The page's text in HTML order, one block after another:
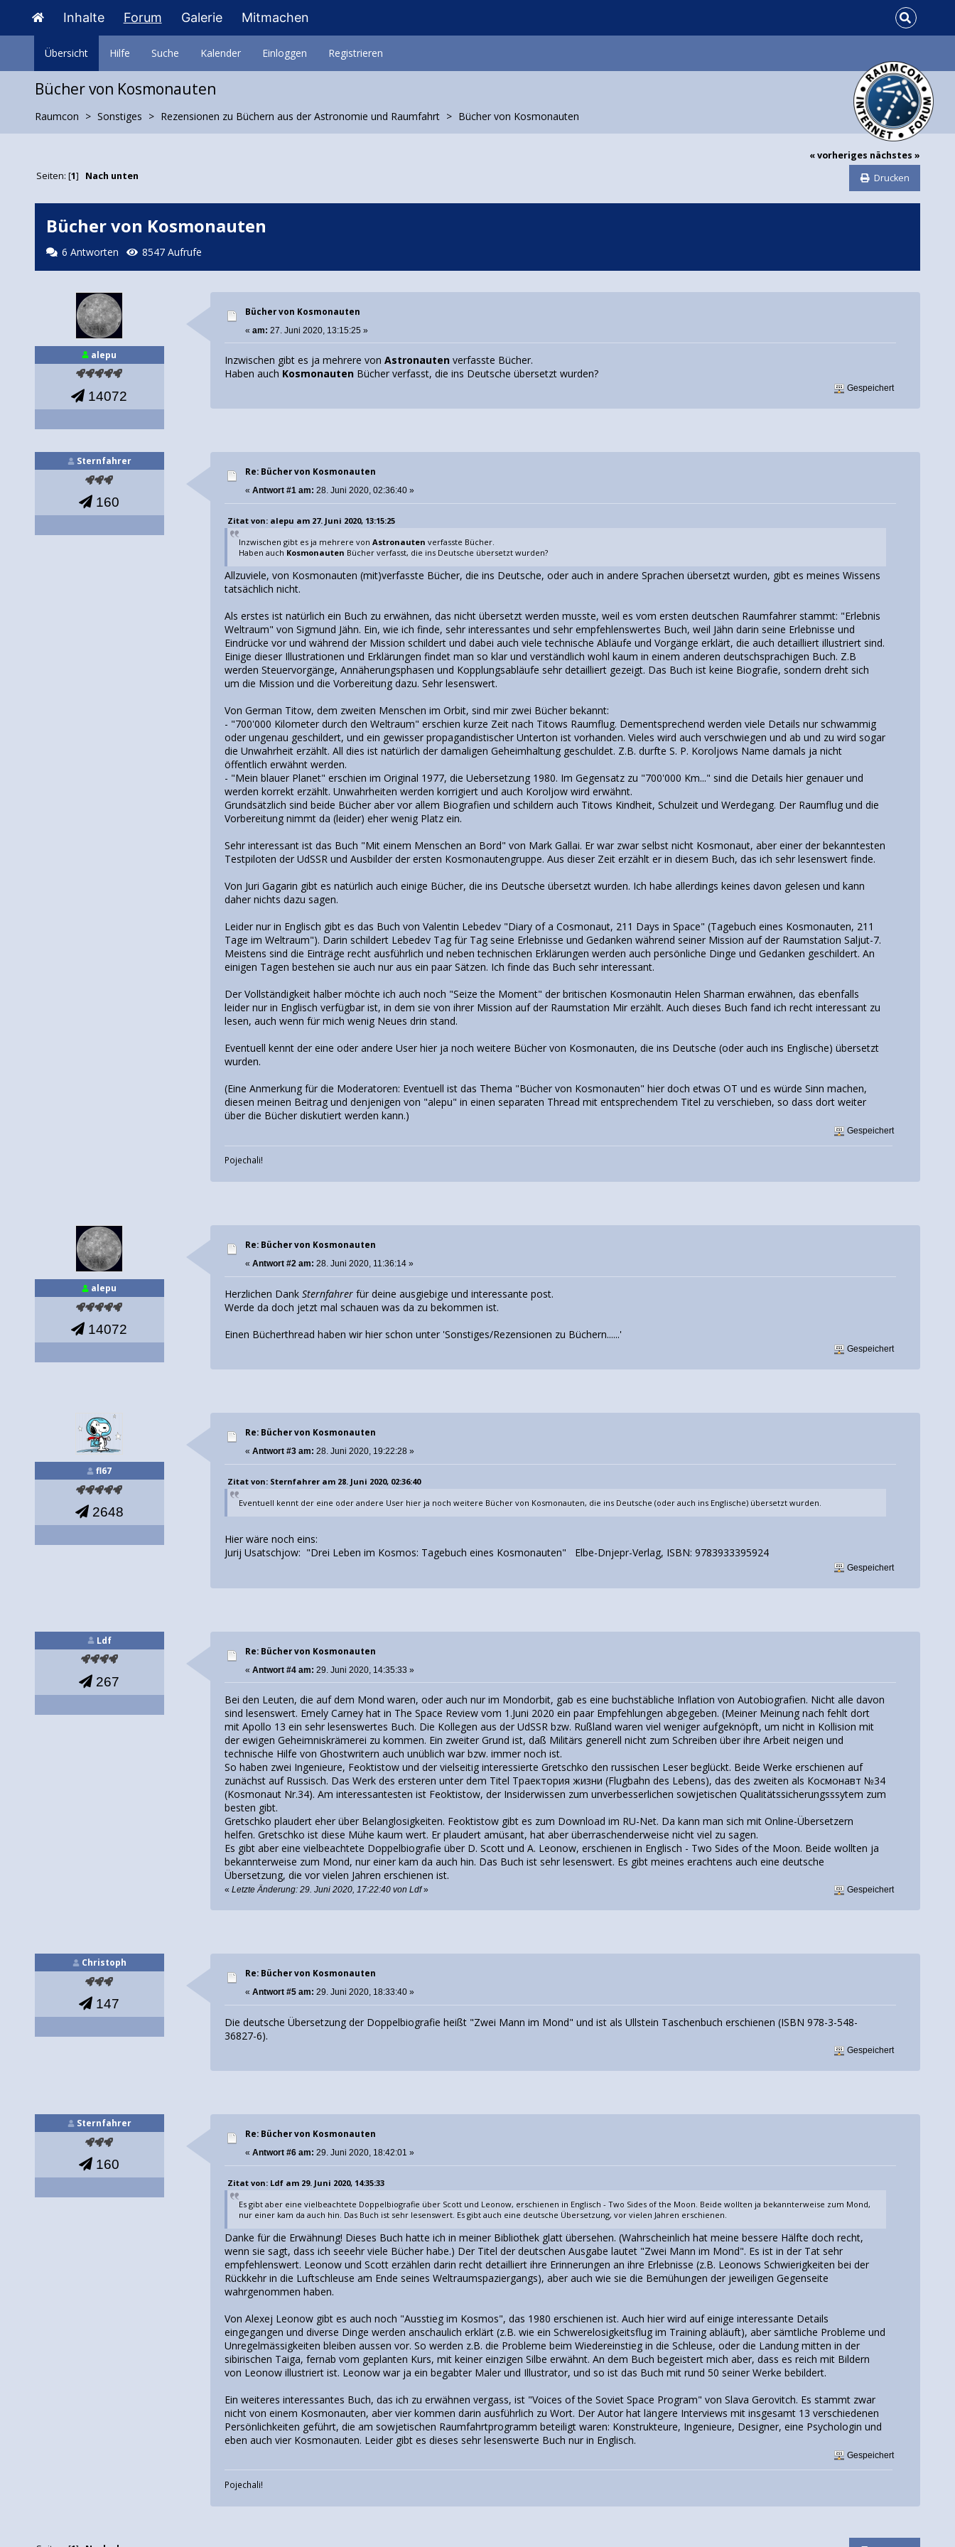
Inhalte Forum Galerie Mitmachen
Übersicht Hilfe Suche Kalender Einloggen Registrieren
Bücher von Kosmonauten
Raumcon Sonstiges Rezensionen zu Büchern aus der Astronomie und Raumfahrt Bücher von Kosmonauten
« vorheriges nächstes »
Drucken
Seiten: [1] Nach unten
Bücher von Kosmonauten
6 Antworten 8547 Aufrufe
alepu
14072
Bücher von Kosmonauten
«am: 27. Juni 2020, 13:15:25 »
Inzwischen gibt es ja mehrere vonAstronauten verfasste Bücher.
Haben auch Kosmonauten Bücher verfasst, die ins Deutsche übersetzt wurden?
Gespeichert
Sternfahrer
160
Re: Bücher von Kosmonauten
«Antwort #1 am: 28. Juni 2020, 02:36:40 »
Zitat von: alepu am 27. Juni 2020, 13:15:25
Inzwischen gibt es ja mehrere von Astronauten verfasste Bücher.
Haben auch Kosmonauten Bücher verfasst, die ins Deutsche übersetzt wurden?
Allzuviele, von Kosmonauten (mit)verfasste Bücher, die ins Deutsche, oder auch in andere Sprachen übersetzt wurden, gibt es meines Wissens
tatsächlich nicht.
Als erstes ist natürlich ein Buch zu erwähnen, das nicht übersetzt werden musste, weil es vom ersten deutschen Raumfahrer stammt: "Erlebnis
Weltraum" von Sigmund Jähn. Ein, wie ich finde, sehr interessantes und sehr empfehlenswertes Buch, weil Jähn darin seine Erlebnisse und
Eindrücke vor und während der Mission schildert und dabei auch viele technische Abläufe und Vorgänge erklärt, die auch detailliert illustriert sind.
Einige dieser Illustrationen und Erklärungen findet man so klar und verständlich wohl kaum in einem anderen deutschsprachigen Buch. Z.B
werden Steuervorgänge, Annäherungsphasen und Kopplungsabläufe sehr detailliert gezeigt. Das Buch ist keine Biografie, sondern dreht sich
um die Mission und die Vorbereitung dazu. Sehr lesenswert.
Von German Titow, dem zweiten Menschen im Orbit, sind mir zwei Bücher bekannt:
- "700'000 Kilometer durch den Weltraum" erschien kurze Zeit nach Titows Raumflug. Dementsprechend werden viele Details nur schwammig
oder ungenau geschildert, und ein gewisser propagandistischer Unterton ist vorhanden. Vieles wird auch verschwiegen und ab und zu wird sogar
die Unwahrheit erzählt. All dies ist natürlich der damaligen Geheimhaltung geschuldet. Z.B. durfte S. P. Koroljows Name damals ja nicht
öffentlich erwähnt werden.
- "Mein blauer Planet" erschien im Original 1977, die Uebersetzung 1980. Im Gegensatz zu "700'000 Km..." sind die Details hier genauer und
werden korrekt erzählt. Unwahrheiten werden korrigiert und auch Koroljow wird erwähnt.
Grundsätzlich sind beide Bücher aber vor allem Biografien und schildern auch Titows Kindheit, Schulzeit und Werdegang. Der Raumflug und die
Vorbereitung nimmt da (leider) eher wenig Platz ein.
Sehr interessant ist das Buch "Mit einem Menschen an Bord" von Mark Gallai. Er war zwar selbst nicht Kosmonaut, aber einer der bekanntesten
Testpiloten der UdSSR und Ausbilder der ersten Kosmonautengruppe. Aus dieser Zeit erzählt er in diesem Buch, das ich sehr lesenswert finde.
Von Juri Gagarin gibt es natürlich auch einige Bücher, die ins Deutsche übersetzt wurden. Ich habe allerdings keines davon gelesen und kann
daher nichts dazu sagen.
Leider nur in Englisch gibt es das Buch von Valentin Lebedev "Diary of a Cosmonaut, 211 Days in Space" (Tagebuch eines Kosmonauten, 211
Tage im Weltraum"). Darin schildert Lebedev Tag für Tag seine Erlebnisse und Gedanken während seiner Mission auf der Raumstation Saljut-7.
Meistens sind die Einträge recht ausführlich und neben technischen Erklärungen werden auch persönliche Dinge und Gedanken geschildert. An
einigen Tagen bestehen sie auch nur aus ein paar Sätzen. Ich finde das Buch sehr interessant.
Der Vollständigkeit halber möchte ich auch noch "Seize the Moment" der britischen Kosmonautin Helen Sharman erwähnen, das ebenfalls
leider nur in Englisch verfügbar ist, in dem sie von ihrer Mission auf der Raumstation Mir erzählt. Auch dieses Buch fand ich recht interessant zu
lesen, auch wenn für mich wenig Neues drin stand.
Eventuell kennt der eine oder andere User hier ja noch weitere Bücher von Kosmonauten, die ins Deutsche (oder auch ins Englische) übersetzt
wurden.
(Eine Anmerkung für die Moderatoren: Eventuell ist das Thema "Bücher von Kosmonauten" hier doch etwas OT und es würde Sinn machen,
diesen meinen Beitrag und denjenigen von "alepu" in einen separaten Thread mit entsprechendem Titel zu verschieben, so dass dort weiter
über die Bücher diskutiert werden kann.)
Gespeichert
Pojechali!
alepu
14072
Re: Bücher von Kosmonauten
«Antwort #2 am: 28. Juni 2020, 11:36:14 »
Herzlichen DankSternfahrer für deine ausgiebige und interessante post.
Werde da doch jetzt mal schauen was da zu bekommen ist.
Einen Bücherthread haben wir hier schon unter 'Sonstiges/Rezensionen zu Büchern......'
Gespeichert
fl67
2648
Re: Bücher von Kosmonauten
«Antwort #3 am: 28. Juni 2020, 19:22:28 »
Zitat von: Sternfahrer am 28. Juni 2020, 02:36:40
Eventuell kennt der eine oder andere User hier ja noch weitere Bücher von Kosmonauten, die ins Deutsche (oder auch ins Englische) übersetzt wurden.
Hier wäre noch eins:
Jurij Usatschjow: "Drei Leben im Kosmos: Tagebuch eines Kosmonauten" Elbe-Dnjepr-Verlag, ISBN: 9783933395924
Gespeichert
Ldf
267
Re: Bücher von Kosmonauten
«Antwort #4 am: 29. Juni 2020, 14:35:33 »
Bei den Leuten, die auf dem Mond waren, oder auch nur im Mondorbit, gab es eine buchstäbliche Inflation von Autobiografien. Nicht alle davon
sind lesenswert. Emely Carney hat in The Space Review vom 1.Juni 2020 ein paar Empfehlungen abgegeben. (Meiner Meinung nach fehlt dort
mit Apollo 13 ein sehr lesenswertes Buch. Die Kollegen aus der UdSSR bzw. Rußland waren viel weniger aufgeknöpft, um nicht in Kollision mit
der ewigen Geheimniskrämerei zu kommen. Ein zweiter Grund ist, daß Militärs generell nicht zum Schreiben über ihre Arbeit neigen und
technische Hilfe von Ghostwritern auch unüblich war bzw. immer noch ist.
So haben zwei Ingenieure, Feoktistow und der vielseitig interessierte Gretschko den russischen Leser beglückt. Beide Werke erschienen auf
zunächst auf Russisch. Das Werk des ersteren unter dem Titel Траектория жизни (Flugbahn des Lebens), das des zweiten als Космонавт №34
(Kosmonaut Nr.34). Am interessantesten ist Feoktistow, der Insiderwissen zum unverbesserlichen sowjetischen Qualitätssicherungsssytem zum
besten gibt.
Gretschko plaudert eher über Belanglosigkeiten. Feoktistow gibt es zum Download im RU-Net. Da kann man sich mit Online-Übersetzern
helfen. Gretschko ist diese Mühe kaum wert. Er plaudert amüsant, hat aber überraschenderweise nicht viel zu sagen.
Es gibt aber eine vielbeachtete Doppelbiografie über D. Scott und A. Leonow, erschienen in Englisch - Two Sides of the Moon. Beide wollten ja
bekannterweise zum Mond, nur einer kam da auch hin. Das Buch ist sehr lesenswert. Es gibt meines erachtens auch eine deutsche
Übersetzung, die vor vielen Jahren erschienen ist.
«Letzte Änderung: 29. Juni 2020, 17:22:40 von Ldf» Gespeichert
Christoph
147
Re: Bücher von Kosmonauten
«Antwort #5 am: 29. Juni 2020, 18:33:40 »
Die deutsche Übersetzung der Doppelbiografie heißt "Zwei Mann im Mond" und ist als Ullstein Taschenbuch erschienen (ISBN 978-3-548-
36827-6).
Gespeichert
Sternfahrer
160
Re: Bücher von Kosmonauten
«Antwort #6 am: 29. Juni 2020, 18:42:01 »
Zitat von: Ldf am 29. Juni 2020, 14:35:33
Es gibt aber eine vielbeachtete Doppelbiografie über Scott und Leonow, erschienen in Englisch - Two Sides of the Moon. Beide wollten ja bekannterweise zum Mond,
nur einer kam da auch hin. Das Buch ist sehr lesenswert. Es gibt auch eine deutsche Übersetzung, vor vielen Jahren erschienen.
Danke für die Erwähnung! Dieses Buch hatte ich in meiner Bibliothek glatt übersehen. (Wahrscheinlich hat meine bessere Hälfte doch recht,
wenn sie sagt, dass ich seeehr viele Bücher habe.) Der Titel der deutschen Ausgabe lautet "Zwei Mann im Mond". Es ist in der Tat sehr
empfehlenswert. Leonow und Scott erzählen darin recht detailliert ihre Erinnerungen an ihre Erlebnisse (z.B. Leonows Schwierigkeiten bei der
Rückkehr in die Luftschleuse am Ende seines Weltraumspaziergangs), aber auch wie sie die Bemühungen der jeweiligen Gegenseite
wahrgenommen haben.
Von Alexej Leonow gibt es auch noch "Ausstieg im Kosmos", das 1980 erschienen ist. Auch hier wird auf einige interessante Details
eingegangen und diverse Dinge werden anschaulich erklärt (z.B. wie ein Schwerelosigkeitsflug im Training abläuft), aber sämtliche Probleme und
Unregelmässigkeiten bleiben aussen vor. So werden z.B. die Probleme beim Wiedereinstieg in die Schleuse, oder die Landung mitten in der
sibirischen Taiga, fernab vom geplanten Kurs, mit keiner einzigen Silbe erwähnt. An dem Buch begeistert mich aber, dass es reich mit Bildern
von Leonow illustriert ist. Leonow war ja ein begabter Maler und Illustrator, und so ist das Buch mit rund 50 seiner Werke bebildert.
Ein weiteres interessantes Buch, das ich zu erwähnen vergass, ist "Voices of the Soviet Space Program" von Slava Gerovitch. Es stammt zwar
nicht von einem Kosmonauten, aber vier kommen darin ausführlich zu Wort. Der Autor hat längere Interviews mit insgesamt 13 verschiedenen
Persönlichkeiten geführt, die am sowjetischen Raumfahrtprogramm beteiligt waren: Konstrukteure, Ingenieure, Designer, eine Psychologin und
eben auch vier Kosmonauten. Leider gibt es dieses sehr lesenswerte Buch nur in Englisch.
Gespeichert
Pojechali!